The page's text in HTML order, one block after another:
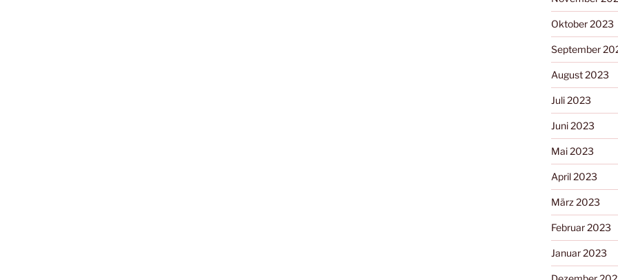
Oktober 2023
September
August 2023
Juli 2023
Juni 2023
Mai 2023
April 2023
März 2023
Februar 2023
Januar 2023